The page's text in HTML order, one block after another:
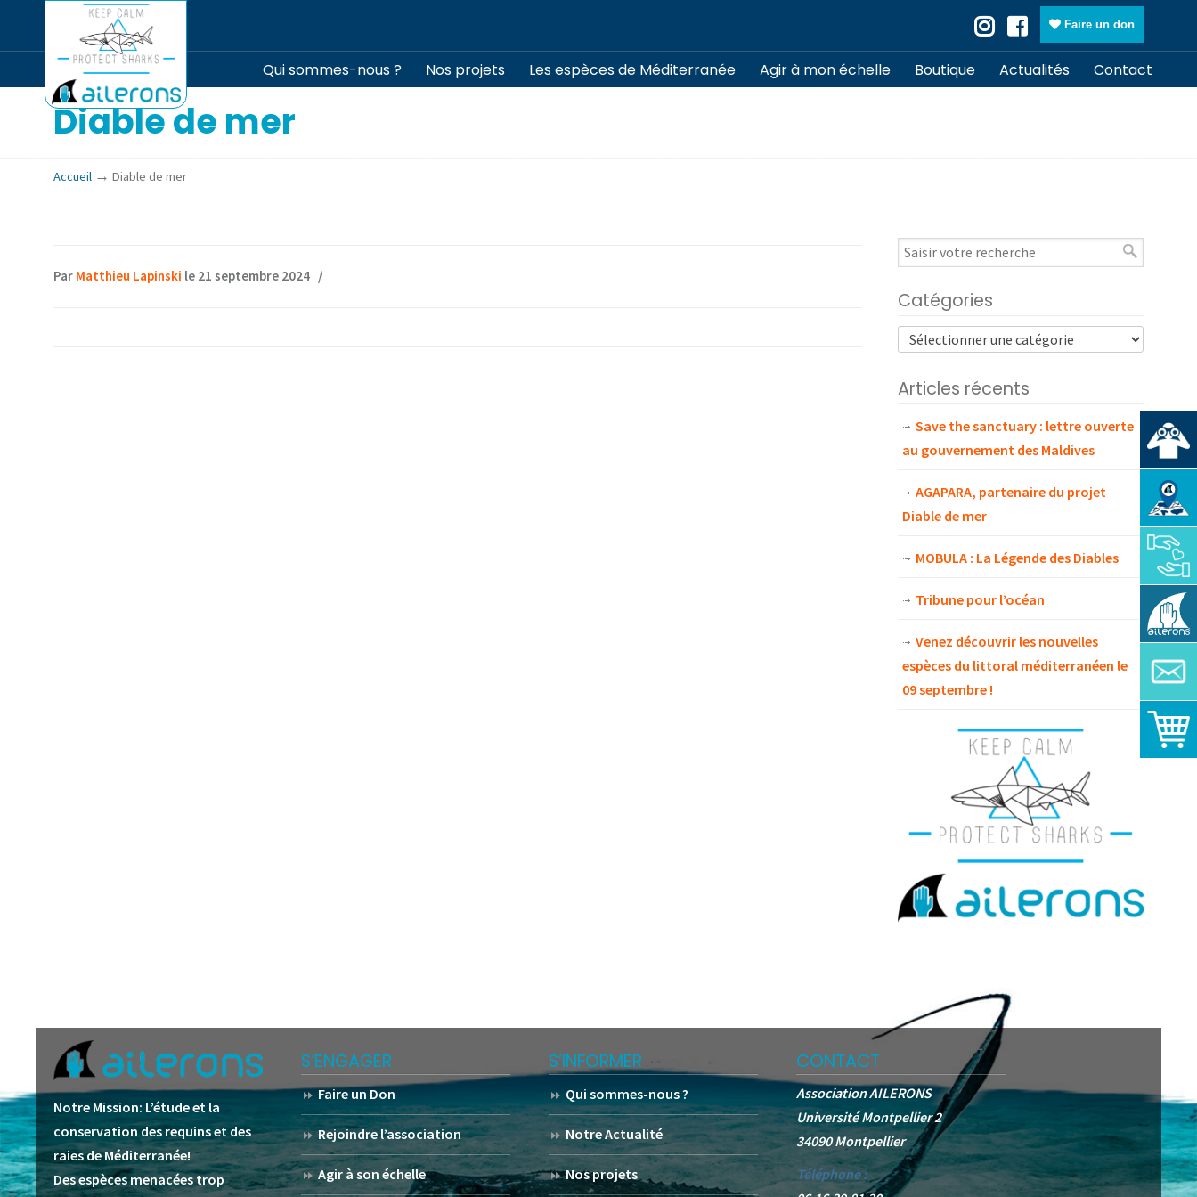
Faire un don
Qui sommes-nous ? Nos projets Les espèces de Méditerranée Agir à mon échelle Boutique Actualités Contact
Diable de mer
Accueil →Diable de mer
Par Matthieu Lapinski le 21 septembre 2024 /
Catégories
Articles récents
Save the sanctuary : lettre ouverte
au gouvernement des Maldives
AGAPARA, partenaire du projet
Diable de mer
MOBULA : La Légende des Diables
Tribune pour l’océan
Venez découvrir les nouvelles
espèces du littoral méditerranéen le
09 septembre !
Notre Mission: L’étude et la
conservation des requins et des
raies de Méditerranée!
Des espèces menacées trop
S’ENGAGER
Faire un Don
Rejoindre l’association
Agir à son échelle
S’INFORMER
Qui sommes-nous ?
Notre Actualité
Nos projets
CONTACT
Association AILERONS
Université Montpellier 2
34090 Montpellier
Téléphone :